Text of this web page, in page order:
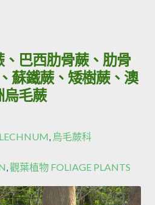
巴西肋骨蕨、肋骨
蘇鐵蕨、矮樹蕨、澳
烏毛蕨
, 烏毛蕨科
,觀葉植物 FOLIAGE PLANTS